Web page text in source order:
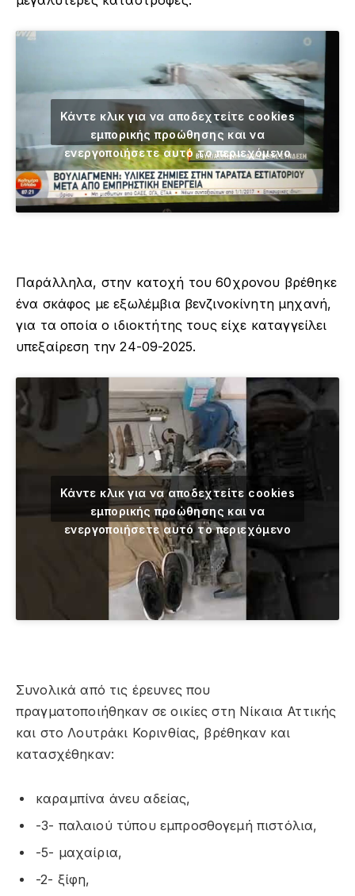
Κάντε κλικ για να αποδεχτείτε cookies
εμπορικής προώθησης και να
ενεργοποιήσετε αυτό το περιεχόμενο
Παράλληλα, στην κατοχή του 60χρονου βρέθηκε
ένα σκάφος με εξωλέμβια βενζινοκίνητη μηχανή,
για τα οποία ο ιδιοκτήτης τους είχε καταγγείλει
υπεξαίρεση την 24-09-2025.
Κάντε κλικ για να αποδεχτείτε cookies
εμπορικής προώθησης και να
ενεργοποιήσετε αυτό το περιεχόμενο
Συνολικά από τις έρευνες που
πραγματοποιήθηκαν σε οικίες στη Νίκαια Αττικής
και στο Λουτράκι Κορινθίας, βρέθηκαν και
κατασχέθηκαν:
καραμπίνα άνευ αδείας,
-3- παλαιού τύπου εμπροσθογεμή πιστόλια,
-5- μαχαίρια,
-2- ξίφη,